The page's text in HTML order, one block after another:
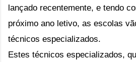
lançado recentemente, e tendo
próximo ano letivo, as escolas
técnicos especializados.